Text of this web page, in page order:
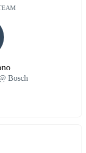
Bosch